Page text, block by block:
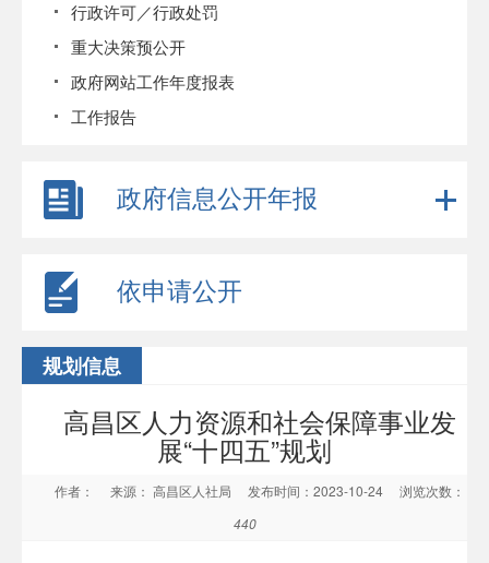
行政许可／行政处罚
重大决策预公开
政府网站工作年度报表
工作报告
政府信息公开年报
依申请公开
规划信息
高昌区人力资源和社会保障事业发
展“十四五”规划
作者： 来源： 高昌区人社局 发布时间：2023-10-24
浏览次数：
440